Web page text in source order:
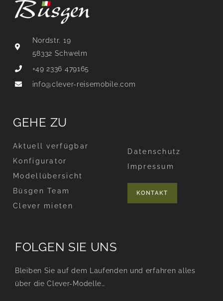
Nordstr. 19
58332 Schwelm
+49 2336 479165
info@clever-reisemobile.com
GEHE ZU
Aktuell verfügbar
Konfigurator
Modellübersicht
Büsgen Team
Clever mieten
Datenschutz
Impressum
KONTAKT
FOLGEN SIE UNS
Bleiben Sie auf dem Laufenden und erfahren alles
über die Clever-Modelle…